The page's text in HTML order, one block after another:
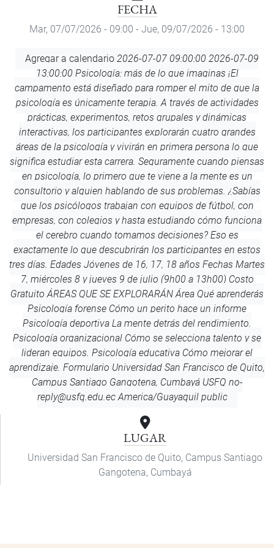
FECHA
Mar, 07/07/2026 - 09:00 - Jue, 09/07/2026 - 13:00
Agregar
calendario
Agregar a calendario 2026-07-07 09:00:00 2026-07-09
13:00:00 Psicología: más de lo que imaginas ¡El
campamento está diseñado para romper el mito de que la
psicología es únicamente terapia. A través de actividades
prácticas, experimentos, retos grupales y dinámicas
interactivas, los participantes explorarán cuatro grandes
áreas de la psicología y vivirán en primera persona lo que
significa estudiar esta carrera. Seguramente cuando piensas
en psicología, lo primero que te viene a la mente es un
consultorio y alguien hablando de sus problemas. ¿Sabías
que los psicólogos trabajan con equipos de fútbol, con
empresas, con colegios y hasta estudiando cómo funciona
el cerebro cuando tomamos decisiones? Eso es
exactamente lo que descubrirán los participantes en estos
tres días. Edades Jóvenes de 16, 17, 18 años Fechas Martes
7, miércoles 8 y jueves 9 de julio (9h00 a 13h00) Costo
Gratuito ÁREAS QUE SE EXPLORARÁN Área Qué aprenderás
Psicología forense Cómo un perito hace un informe
Psicología deportiva La mente detrás del rendimiento.
Psicología organizacional Cómo se selecciona talento y se
lideran equipos. Psicología educativa Cómo mejorar el
aprendizaje. Formulario Universidad San Francisco de Quito,
Campus Santiago Gangotena, Cumbayá USFQ no-
reply@usfq.edu.ec America/Guayaquil public
LUGAR
Universidad San Francisco de Quito, Campus Santiago
Gangotena, Cumbayá